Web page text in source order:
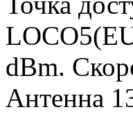
dBm.
Антенна